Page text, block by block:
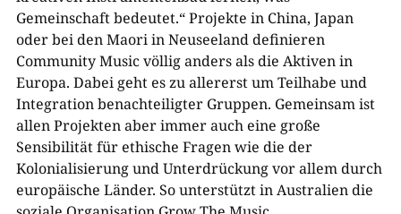
Gemeinschaft bedeutet.“ Projekte in China, Japan
oder bei den Maori in Neuseeland definieren
Community Music völlig anders als die Aktiven in
Europa. Dabei geht es zu allererst um Teilhabe und
Integration benachteiligter Gruppen. Gemeinsam ist
allen Projekten aber immer auch eine große
Sensibilität für ethische Fragen wie die der
Kolonialisierung und Unterdrückung vor allem durch
europäische Länder. So unterstützt in Australien die